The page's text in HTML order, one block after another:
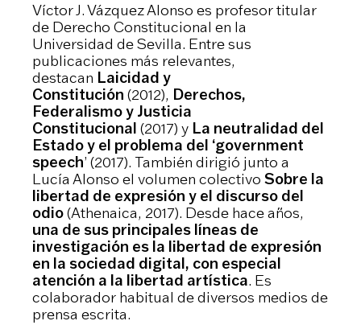
Víctor J. Vázquez Alonso es profesor titular
de Derecho Constitucional en la
Universidad de Sevilla. Entre sus
publicaciones más relevantes,
destacan Laicidad y
Constitución (2012), Derechos,
Federalismo y Justicia
Constitucional (2017) y La neutralidad del
Estado y el problema del ‘government
speech’ (2017). También dirigió junto a
Lucía Alonso el volumen colectivo Sobre la
libertad de expresión y el discurso del
odio(Athenaica, 2017). Desde hace años,
una de sus principales líneas de
investigación es la libertad de expresión
en la sociedad digital, con especial
atención a la libertad artística. Es
colaborador habitual de diversos medios de
prensa escrita.